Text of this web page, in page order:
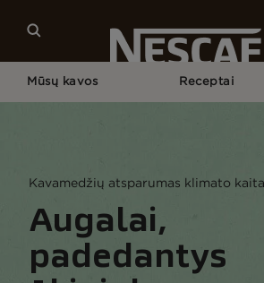
Mūsų kavos Receptai
Kavamedžių atsparumas klimato
Augalai,
padedantys